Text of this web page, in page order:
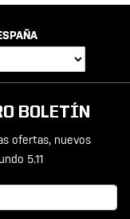
BOLETÍN
ofertas, nuevos
5.11